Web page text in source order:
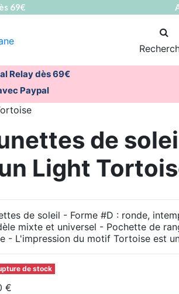
69€
Relay dès 69€
Paypal
de
Light
de soleil - Forme #D : ronde,
mixte et universel - Pochette de
- L'impression du motif Tortoise est
de stock
€